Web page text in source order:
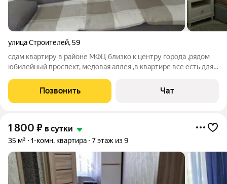
улица Строителей,59
сдам квартиру в районе МФЦ близко к центру города ,рядом
юбилейный проспект, медовая аллея ,в квартире все есть для
Позвонить Чат
1 800 ₽ в сутки
35 м² 1-комн. квартира 7 этаж из 9